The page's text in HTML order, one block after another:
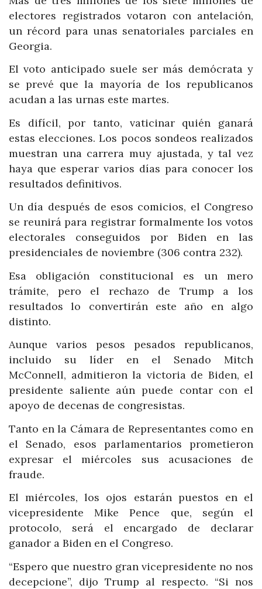
electores registrados votaron con antelación,
un récord para unas senatoriales parciales en
Georgia.
El voto anticipado suele ser más demócrata y
se prevé que la mayoría de los republicanos
acudan a las urnas este martes.
Es difícil, por tanto, vaticinar quién ganará
estas elecciones. Los pocos sondeos realizados
muestran una carrera muy ajustada, y tal vez
haya que esperar varios días para conocer los
resultados definitivos.
Un día después de esos comicios, el Congreso
se reunirá para registrar formalmente los votos
electorales conseguidos por Biden en las
presidenciales de noviembre (306 contra 232).
Esa obligación constitucional es un mero
trámite, pero el rechazo de Trump a los
resultados lo convertirán este año en algo
distinto.
Aunque varios pesos pesados republicanos,
incluido su líder en el Senado Mitch
McConnell, admitieron la victoria de Biden, el
presidente saliente aún puede contar con el
apoyo de decenas de congresistas.
Tanto en la Cámara de Representantes como en
el Senado, esos parlamentarios prometieron
expresar el miércoles sus acusaciones de
fraude.
El miércoles, los ojos estarán puestos en el
vicepresidente Mike Pence que, según el
protocolo, será el encargado de declarar
ganador a Biden en el Congreso.
“Espero que nuestro gran vicepresidente no nos
decepcione”, dijo Trump al respecto. “Si nos